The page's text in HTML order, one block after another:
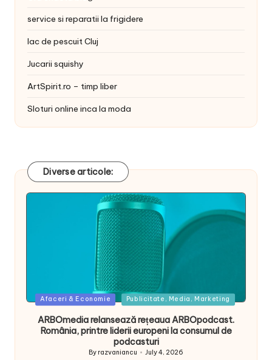
service si reparatii la frigidere
lac de pescuit Cluj
Jucarii squishy
ArtSpirit.ro – timp liber
Sloturi online inca la moda
Diverse articole:
Posted
Afaceri & Economie Publicitate, Media, Marketing
ARBOmedia relansează rețeaua ARBOpodcast.
România, printre liderii europeni la consumul de
podcasturi
Posted
By razvaniancu July 4, 2026